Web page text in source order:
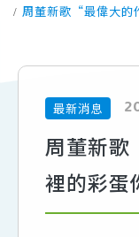
周董新歌“最偉大的
最新消息
周董新
裡的彩蛋